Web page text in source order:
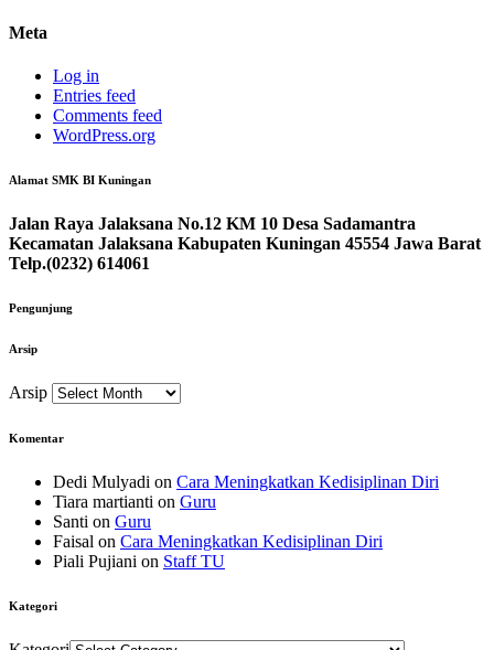
Meta
Log in
Entries feed
Comments feed
WordPress.org
Alamat SMK BI Kuningan
Jalan Raya Jalaksana No.12 KM 10 Desa Sadamantra
Kecamatan Jalaksana Kabupaten Kuningan 45554 Jawa Barat
Telp.(0232) 614061
Pengunjung
Arsip
Arsip
Komentar
Dedi Mulyadi on Cara Meningkatkan Kedisiplinan Diri
Tiara martianti on Guru
Santi on Guru
Faisal on Cara Meningkatkan Kedisiplinan Diri
Piali Pujiani on Staff TU
Kategori